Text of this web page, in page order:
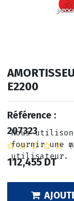
E2200
Référence :
207323
112,455DT
Nous
fournir une
utilisateur.